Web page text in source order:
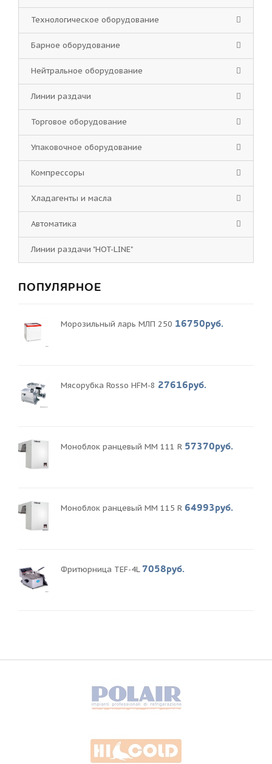
Технологическое оборудование
Барное оборудование
Нейтральное оборудование
Линии раздачи
Торговое оборудование
Упаковочное оборудование
Компрессоры
Хладагенты и масла
Автоматика
Линии раздачи "HOT-LINE"
ПОПУЛЯРНОЕ
Морозильный ларь МЛП 250 16750руб.
Мясорубка Rosso HFM-8 27616руб.
Моноблок ранцевый MM 111 R 57370руб.
Моноблок ранцевый MM 115 R 64993руб.
Фритюрница TEF-4L 7058руб.